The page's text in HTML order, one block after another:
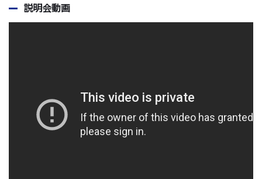
説明会動画